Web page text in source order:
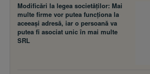
Modificări la legea societăţilor: Mai
multe firme vor putea funcţiona la
aceeaşi adresă, iar o persoană va
putea fi asociat unic în mai multe
SRL